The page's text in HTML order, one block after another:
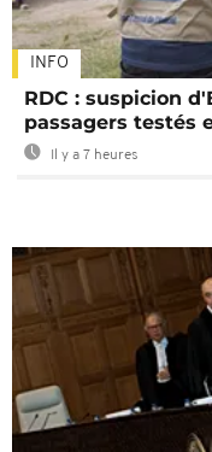
INFO
RDC : suspicion
passagers testés
Il y a 7 heures